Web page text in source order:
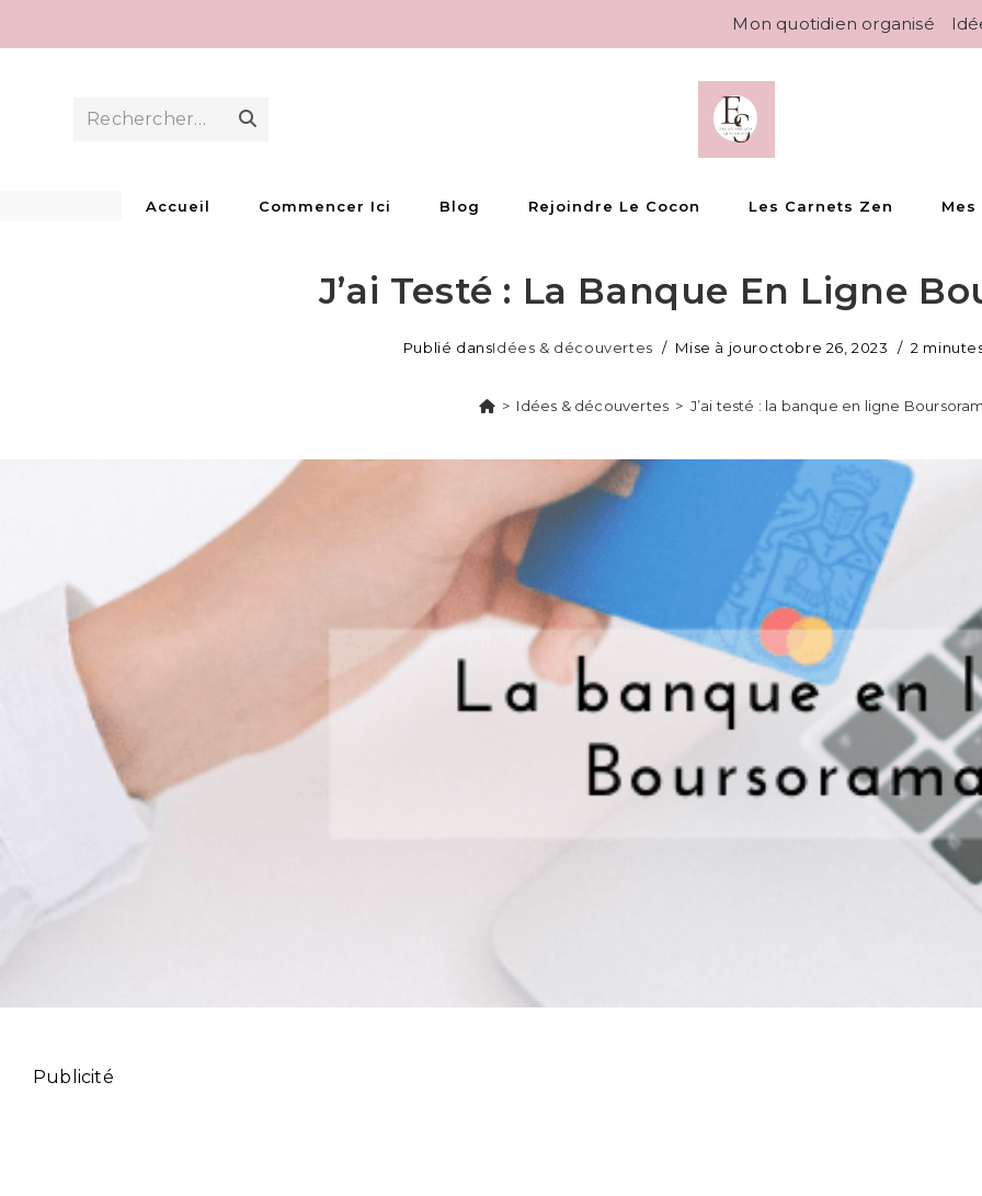
Mon quotidien organisé
Rechercher…
recherche
Accueil Commencer Ici Blog Rejoindre Le Cocon Les Carnets Zen Mes
J’ai Testé : La Banque En Ligne
Publié dansIdées & découvertes Mise à jouroctobre 26, 2023 2
> Idées & découvertes > J’ai testé : la banque en ligne
Publicité